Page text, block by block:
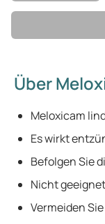
Über
Meloxicam
Es wirkt
Befolgen Sie
Nicht
Vermeiden